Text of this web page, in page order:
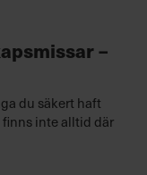
–
du säkert haft
finns inte alltid där